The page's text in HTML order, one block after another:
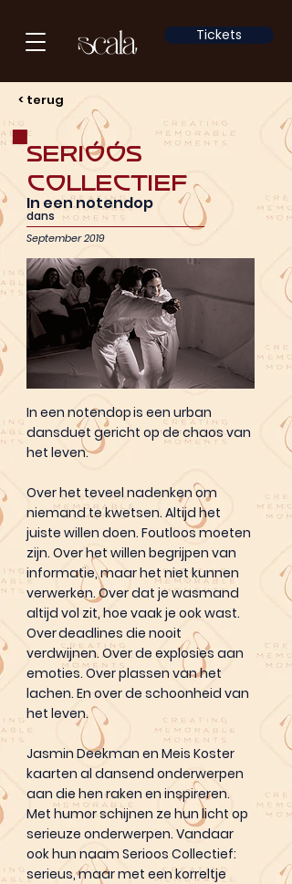
Tickets
< terug
Serióós
Collectief
In een notendop
dans
September 2019
In een notendop is een urban
dansduet gericht op de chaos van
het leven.
Over het teveel nadenken om
niemand te kwetsen. Altijd het
juiste willen doen. Foutloos moeten
zijn. Over het willen begrijpen van
informatie, maar het niet kunnen
verwerken. Over dat je wasmand
altijd vol zit, hoe vaak je ook wast.
Over deadlines die nooit
verdwijnen. Over de explosies aan
emoties. Over plassen van het
lachen. En over de schoonheid van
het leven.
Jasmin Deekman en Meis Koster
kaarten al dansend onderwerpen
aan die hen raken en inspireren.
Met humor schijnen ze hun licht op
serieuze onderwerpen. Vandaar
ook hun naam Serioos Collectief:
serieus, maar met een korreltje